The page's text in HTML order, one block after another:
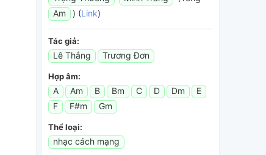
Am
) (Link)
Tác giả:
Lê Thắng Trương Đơn
Hợp âm:
A Am B Bm C D Dm
E
F
F#m Gm
Thể loại:
nhạc cách mạng